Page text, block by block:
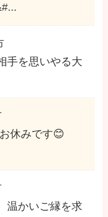
手を思いやる大
休みです😊
温かいご縁を求